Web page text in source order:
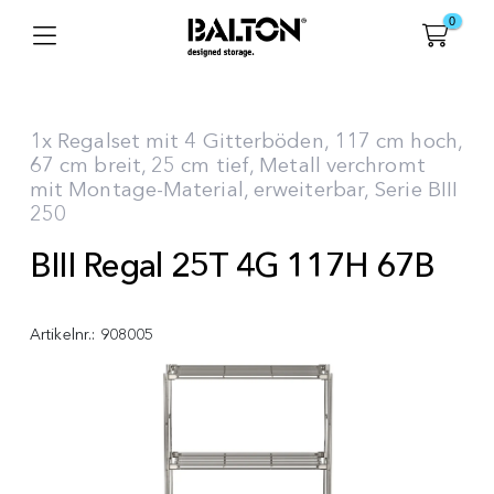
0
1x Regalset mit 4 Gitterböden, 117 cm hoch,
67 cm breit, 25 cm tief, Metall verchromt
mit Montage-Material, erweiterbar, Serie BIII
250
BIII Regal 25T 4G 117H 67B
Artikelnr.: 908005